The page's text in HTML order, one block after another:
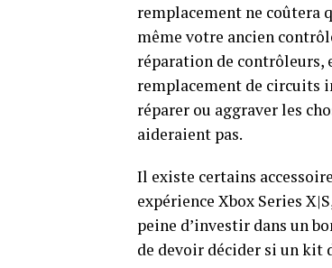
remplacement ne coûtera
même votre ancien
réparation de contrôleurs,
remplacement de circuits
réparer ou aggraver les
aideraient pas.
Il existe certains
expérience Xbox Series
peine d’investir dans un
de devoir décider si un kit